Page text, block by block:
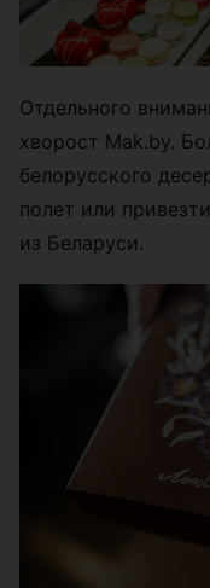
Отдельного
хворост Mak.by.
белорусского
полет или
из Беларуси.